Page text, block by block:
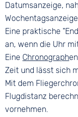
Datumsanzeige,
Eine praktische
an, wenn die Uhr
Eine Chronograph
Zeit und lässt sich
Mit dem
Flugdistanz
vornehmen.